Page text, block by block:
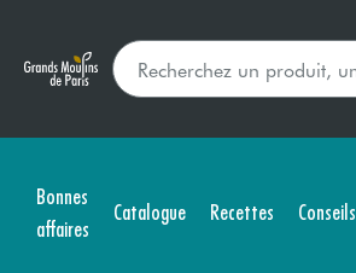
Bonnes
affaires
Catalogue Recettes Conseils